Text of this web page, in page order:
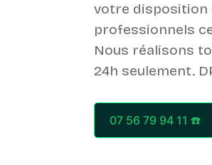
votre disposition
professionnels
Nous réalisons
07 56 79 94 11 ☎️